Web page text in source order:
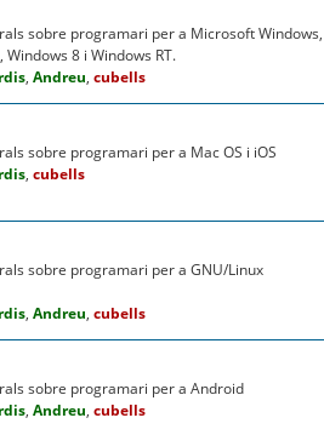
sobre programari per a Microsoft Windows,
Windows 8 i Windows RT.
,Andreu,cubells
sobre programari per a Mac OS i iOS
,cubells
sobre programari per a GNU/Linux
,Andreu,cubells
sobre programari per a Android
,Andreu,cubells